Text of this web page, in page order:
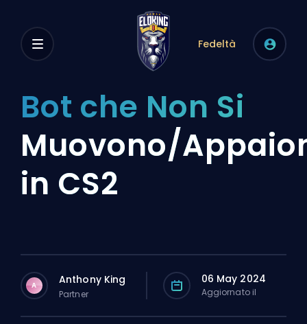
Fedeltà
Bot che Non Si
Muovono/
in CS2
A Anthony King
Partner
06 May 2024
Aggiornato il